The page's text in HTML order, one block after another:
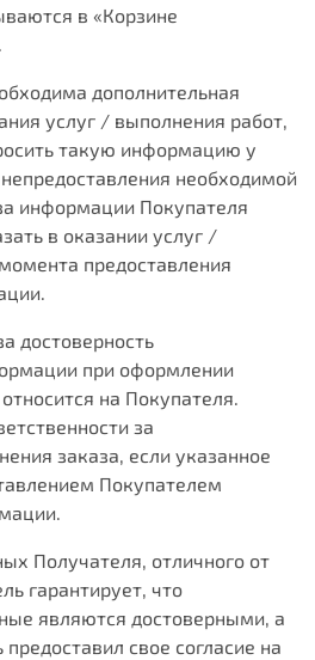
в «Корзине
дополнительная
услуг / выполнения работ,
такую информацию у
необходимой
информации Покупателя
в оказании услуг /
предоставления
достоверность
при оформлении
на Покупателя.
за
заказа, если указанное
Покупателем
Получателя, отличного от
гарантирует, что
являются достоверными, а
свое согласие на